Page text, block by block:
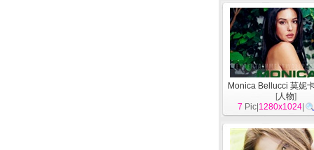
Monica Bellucci 莫妮
[人物]
7 Pic| 1280x1024